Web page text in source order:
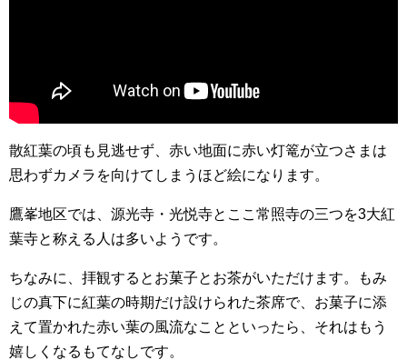
散紅葉の頃も見逃せず、赤い地面に赤い灯篭が立つさまは
思わずカメラを向けてしまうほど絵になります。
鷹峯地区では、源光寺・光悦寺とここ常照寺の三つを3大紅
葉寺と称える人は多いようです。
ちなみに、拝観するとお菓子とお茶がいただけます。もみ
じの真下に紅葉の時期だけ設けられた茶席で、お菓子に添
えて置かれた赤い葉の風流なことといったら、それはもう
嬉しくなるもてなしです。